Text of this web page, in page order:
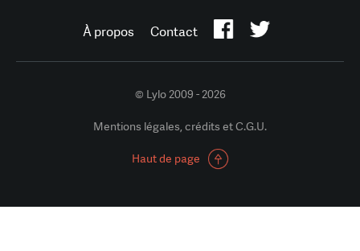
À propos Contact
© Lylo 2009 - 2026
Mentions légales, crédits et C.G.U.
Haut de page